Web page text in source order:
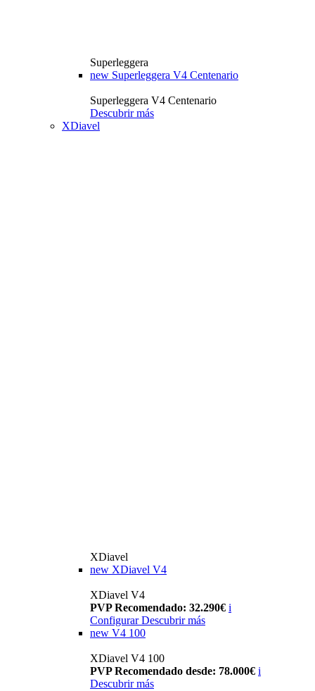
Superleggera
new Superleggera V4 Centenario
Superleggera V4 Centenario
Descubrir más
XDiavel
XDiavel
new XDiavel V4
XDiavel V4
PVP Recomendado: 32.290€ i
Configurar Descubrir más
new V4 100
XDiavel V4 100
PVP Recomendado desde: 78.000€ i
Descubrir más